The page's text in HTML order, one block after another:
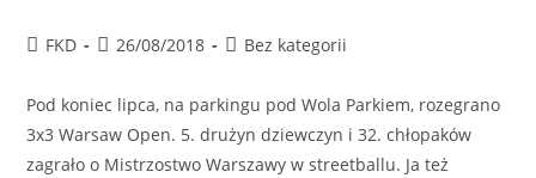
FKD 26/08/2018 Bez kategorii
Pod koniec lipca, na parkingu pod Wola Parkiem, rozegrano
3x3 Warsaw Open. 5. drużyn dziewczyn i 32. chłopaków
zagrało o Mistrzostwo Warszawy w streetballu. Ja też